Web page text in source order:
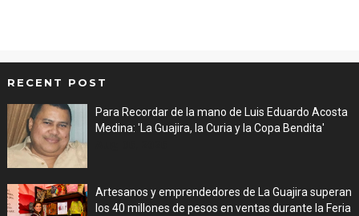
RECENT POST
Para Recordar de la mano de Luis Eduardo Acosta
Medina: 'La Guajira, la Curia y la Copa Bendita'
Artesanos y emprendedores de La Guajira superan
los 40 millones de pesos en ventas durante la Feria